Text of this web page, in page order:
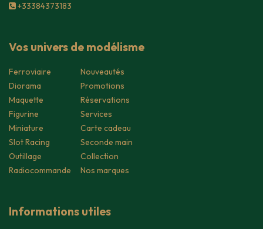
+33384373183
Vos univers de modélisme
Ferroviaire
Diorama
Maquette
Figurine
Miniature
Slot Racing
Outillage
Radiocommande
Nouveautés
Promotions
Réservations
Services
Carte cadeau
Seconde main
Collection
Nos marques
Informations utiles